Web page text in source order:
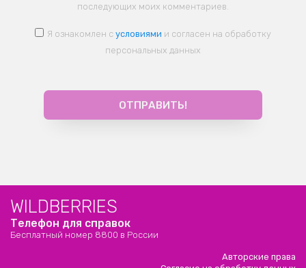
последующих моих комментариев.
Я ознакомлен с условиями и согласен на обработку
персональных данных
WILDBERRIES
Телефон для справок
Бесплатный номер 8800 в России
Авторские права